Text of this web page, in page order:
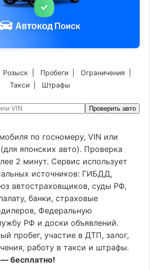
Розыск Пробеги Ограничения
Такси| Штрафы
Проверить авто
по госномеру, VIN или
японских авто). Проверка
2 минут. Сервис использует
источников: ГИБДД,
автостраховщиков, суды РФ,
банки, страховые
Федеральную
РФ и доски объявлений.
пробег, участие в ДТП, залог,
работу в такси и штрафы.
бесплатно!